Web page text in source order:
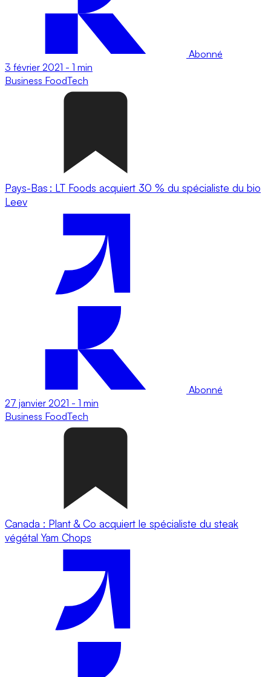
Abonné
3 février 2021 - 1 min
Business FoodTech
Pays-Bas : LT Foods acquiert 30 % du spécialiste du bio
Leev
Abonné
27 janvier 2021 - 1 min
Business FoodTech
Canada : Plant & Co acquiert le spécialiste du steak
végétal Yam Chops